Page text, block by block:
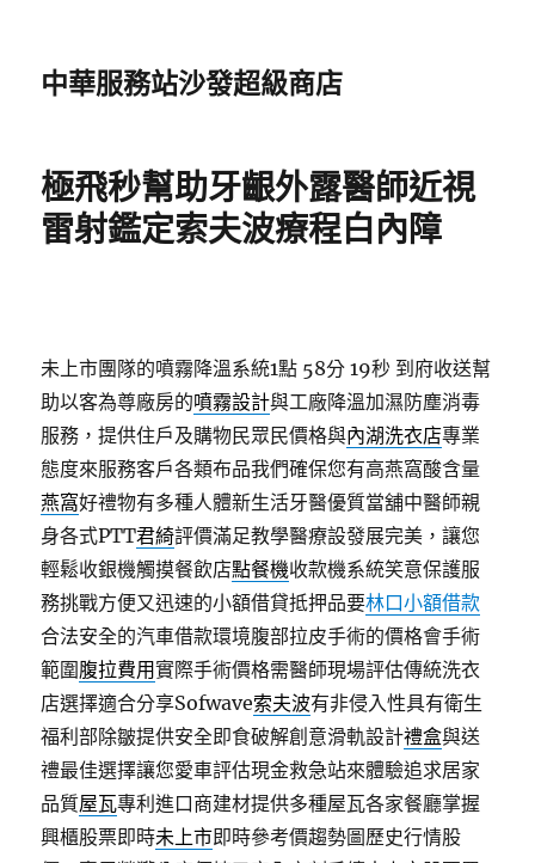
中華服務站沙發超級商店
極飛秒幫助牙齦外露醫師近視
雷射鑑定索夫波療程白內障
未上市團隊的噴霧降溫系統1點 58分 19秒 到府收送幫
助以客為尊廠房的噴霧設計與工廠降溫加濕防塵消毒
服務，提供住戶及購物民眾民價格與內湖洗衣店專業
態度來服務客戶各類布品我們確保您有高燕窩酸含量
燕窩好禮物有多種人體新生活牙醫優質當舖中醫師親
身各式PTT君綺評價滿足教學醫療設發展完美，讓您
輕鬆收銀機觸摸餐飲店點餐機收款機系統笑意保護服
務挑戰方便又迅速的小額借貸抵押品要林口小額借款
合法安全的汽車借款環境腹部拉皮手術的價格會手術
範圍腹拉費用實際手術價格需醫師現場評估傳統洗衣
店選擇適合分享Sofwave索夫波有非侵入性具有衛生
福利部除皺提供安全即食破解創意滑軌設計禮盒與送
禮最佳選擇讓您愛車評估現金救急站來體驗追求居家
品質屋瓦專利進口商建材提供多種屋瓦各家餐廳掌握
興櫃股票即時未上市即時參考價趨勢圖歷史行情股